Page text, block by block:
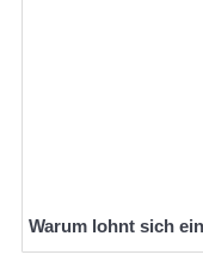
Warum lohnt sich